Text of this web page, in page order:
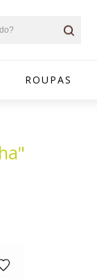
ROUPAS